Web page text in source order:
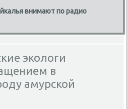
внимают по радио
экологи
в
амурской